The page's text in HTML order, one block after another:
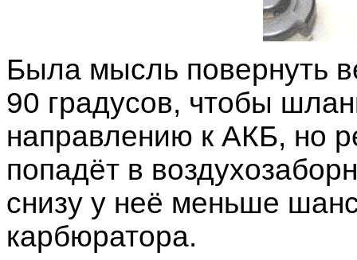
Была мысль повернуть
90 градусов, чтобы
направлению к АКБ, но
попадёт в
снизу у неё меньше
карбюратора.